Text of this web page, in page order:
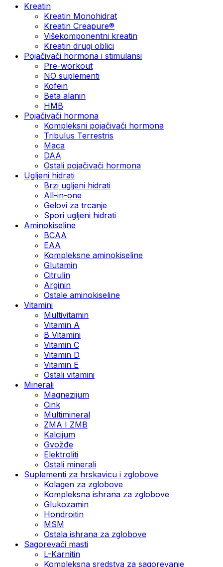
Kreatin
Kreatin Monohidrat
Kreatin Creapure®
Višekomponentni kreatin
Kreatin drugi oblici
Pojačivači hormona i stimulansi
Pre-workout
NO suplementi
Kofein
Beta alanin
HMB
Pojačivači hormona
Kompleksni pojačivači hormona
Tribulus Terrestris
Maca
DAA
Ostali pojačivači hormona
Ugljeni hidrati
Brzi ugljeni hidrati
All-in-one
Gelovi za trcanje
Spori ugljeni hidrati
Aminokiseline
BCAA
ЕАА
Kompleksne aminokiseline
Glutamin
Citrulin
Arginin
Ostale aminokiseline
Vitamini
Multivitamin
Vitamin A
B Vitamini
Vitamin C
Vitamin D
Vitamin E
Ostali vitamini
Minerali
Magnezijum
Cink
Multimineral
ZMA I ZMB
Kalcijum
Gvožđe
Elektroliti
Ostali minerali
Suplementi za hrskavicu i zglobove
Kolagen za zglobove
Kompleksna ishrana za zglobove
Glukozamin
Hondroitin
MSM
Ostala ishrana za zglobove
Sagorevači masti
L-Karnitin
Kompleksna sredstva za sagorevanje